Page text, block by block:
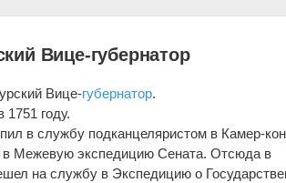
Вице-губернатор
Вице-губернатор.
году.
в службу подканцеляристом в Камер-
в Межевую экспедицию Сената. Отсюда в
на службу в Экспедицию о